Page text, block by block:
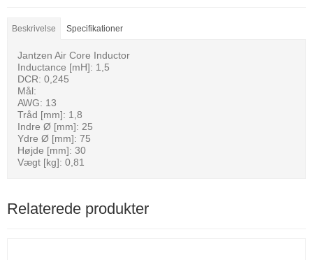
Beskrivelse Specifikationer
Jantzen Air Core Inductor
Inductance [mH]: 1,5
DCR: 0,245
Mål:
AWG: 13
Tråd [mm]: 1,8
Indre Ø [mm]: 25
Ydre Ø [mm]: 75
Højde [mm]: 30
Vægt [kg]: 0,81
Relaterede produkter